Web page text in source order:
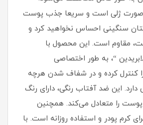
صورت ژلی است و سریعا جذب پوست
سنگینی احساس نخواهید کرد و
مقاوم است. این محصول با
“، به طور اختصاصی
کنترل کرده و در شفاف شدن هرچه
این ضد آفتاب رنگی، دارای رنگ
را متعادل می‌کند. همچنین
کرم پودر و استفاده روزانه است. با